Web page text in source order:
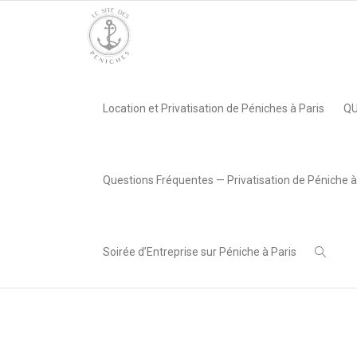
Location et Privatisation de Péniches à Paris
Questions Fréquentes — Privatisation de Péniche
Soirée d’Entreprise sur Péniche à Paris